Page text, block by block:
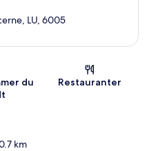
LU, 6005
du
Restauranter
km